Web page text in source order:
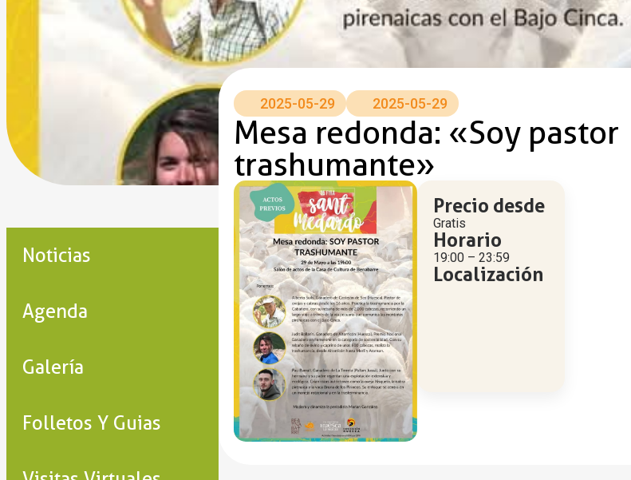
Noticias
Agenda
Galería
Folletos Y Guias
2025-05-29 2025-05-29
Mesa redonda: «Soy pastor
trashumante»
Precio desde
Gratis
Horario
19:00 – 23:59
Localización